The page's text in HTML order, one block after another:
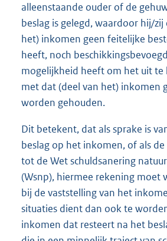
alleenstaande ouder of de
beslag is gelegd, waardoor hij/
het) inkomen geen feitelijke
heeft, noch
mogelijkheid heeft om het uit
met dat (deel van het) inkomen
worden gehouden.
Dit betekent, dat als sprake is
beslag op het inkomen, of als
tot de Wet schuldsanering
(Wsnp), hiermee rekening moet
bij de vaststelling van het
situaties dient dan ook te
inkomen dat resteert na het